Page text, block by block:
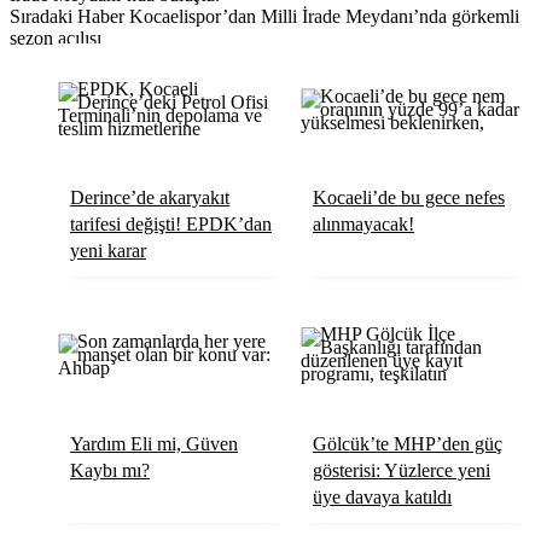
Sıradaki Haber Kocaelispor’dan Milli İrade Meydanı’nda görkemli
sezon açılışı
Derince’de akaryakıt
tarifesi değişti! EPDK’dan
yeni karar
Kocaeli’de bu gece nefes
alınmayacak!
Yardım Eli mi, Güven
Kaybı mı?
Gölcük’te MHP’den güç
gösterisi: Yüzlerce yeni
üye davaya katıldı